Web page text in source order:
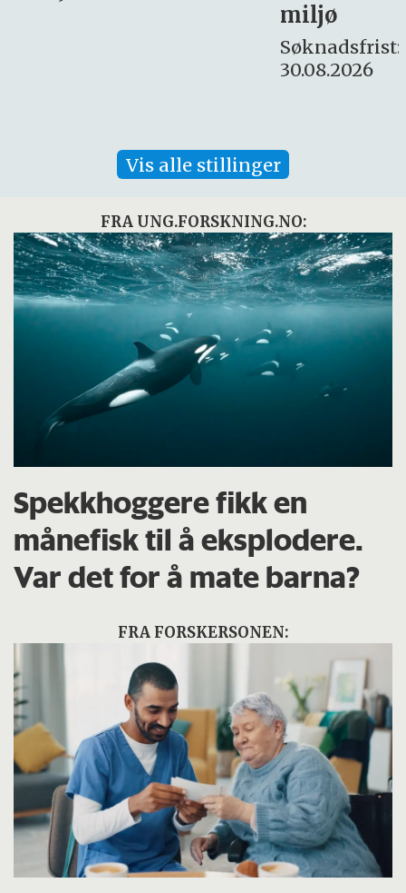
16. august.
Vis alle stillinger
FRA UNG.FORSKNING.NO:
Spekkhoggere fikk en
månefisk til å eksplodere.
Var det for å mate barna?
FRA FORSKERSONEN: